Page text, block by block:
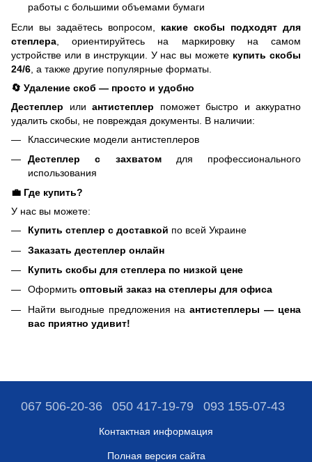
работы с большими объемами бумаги
Если вы задаётесь вопросом, какие скобы подходят для
степлера , ориентируйтесь на маркировку на самом
устройстве или в инструкции. У нас вы можете купить скобы
24/6 , а также другие популярные форматы.
🔄 Удаление скоб — просто и удобно
Дестеплер или антистеплер поможет быстро и аккуратно
удалить скобы, не повреждая документы. В наличии:
Классические модели антистеплеров
Дестеплер с захватомдля профессионального
использования
💼 Где купить?
У нас вы можете:
Купить степлер с доставкой по всей Украине
Заказать дестеплер онлайн
Купить скобы для степлера по низкой цене
Оформить оптовый заказ на степлеры для офиса
Найти выгодные предложения наантистеплеры — цена
вас приятно удивит!
067 506-20-36 050 417-19-79 093 155-07-43
Контактная информация
Полная версия сайта